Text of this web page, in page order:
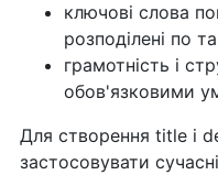
ключові слова
розподілені по
грамотність і
обов'язковими
Для створення title і
застосовувати